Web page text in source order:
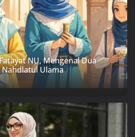
NU, Mengenal Dua
Ulama